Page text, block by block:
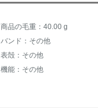
商品の毛重：40.00 g
バンド：その他
表殻：その他
機能：その他